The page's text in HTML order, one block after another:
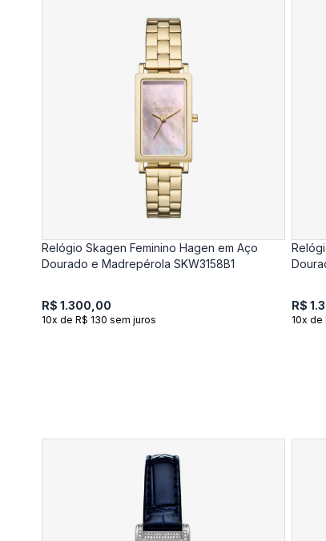
Relógio Skagen Feminino Hagen em Aço
Dourado e Madrepérola SKW3158B1
R$ 1.300,00
10x de R$ 130 sem juros
R$
10x de